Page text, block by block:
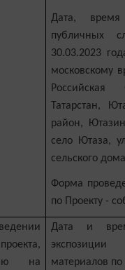
Дата,
публичных
30.03.2023
московскому
Российская
Татарстан,
район,
село Ютаза,
сельского
Форма
по Проекту -
на
Дата и
материалов по